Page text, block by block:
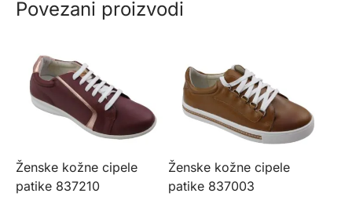
Povezani proizvodi
Ženske kožne cipele
patike 837210
Ženske kožne cipele
patike 837003